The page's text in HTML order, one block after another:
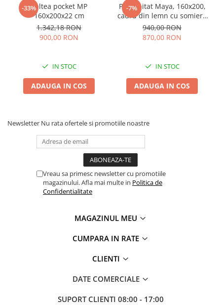
-33%Saltea pocket MP
160x200x22 cm
1.342,18 RON
900,00 RON
IN STOC
ADAUGA IN COS
-7%
Pat tapitat Maya, 160x200,
cadru din lemn cu somiera
fixa, culoare Bej
940,00 RON
870,00 RON
IN STOC
ADAUGA IN COS
Newsletter Nu rata ofertele si promotiile noastre
Vreau sa primesc newsletter cu promotiile
magazinului. Afla mai multe in Politica de
Confidentialitate
MAGAZINUL MEU
CUMPARA IN RATE
CLIENTI
DATE COMERCIALE
SUPORT CLIENTI 08:00 - 17:00